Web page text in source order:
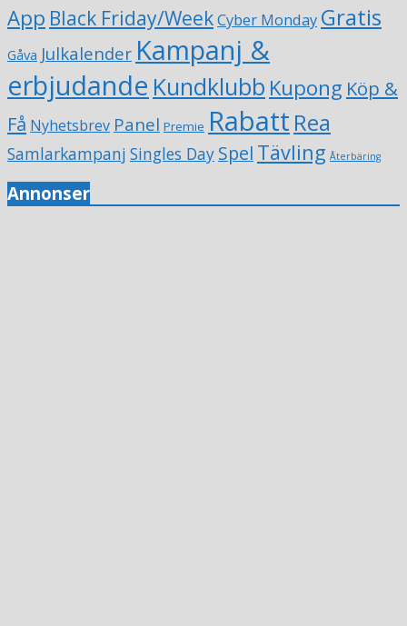
App Black Friday/WeekCyber Monday Gratis
Gåva Julkalender Kampanj &
erbjudande Kundklubb Kupong Köp &
Få Nyhetsbrev Panel Premie Rabatt Rea
Samlarkampanj Singles Day Spel Tävling Återbäring
Annonser